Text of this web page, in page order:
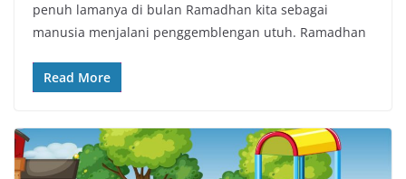
penuh lamanya di bulan Ramadhan kita sebagai
manusia menjalani penggemblengan utuh. Ramadhan
Read More